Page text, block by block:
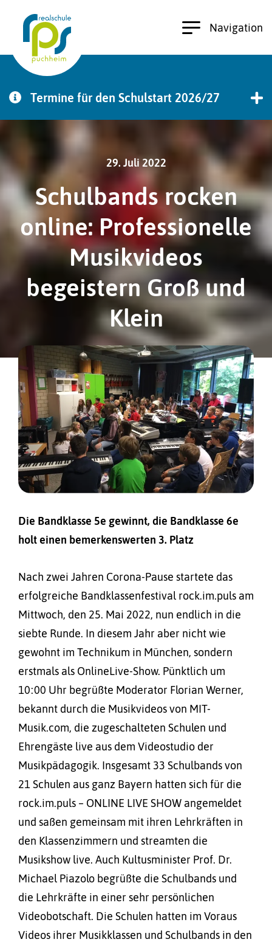
Navigation
Termine für den Schulstart 2026/27
zu den Terminen
29. Juli 2022
Schulbands rocken
online: Professionelle
Musikvideos
begeistern Groß und
Klein
Die Bandklasse 5e gewinnt, die Bandklasse 6e
holt einen bemerkenswerten 3. Platz
Nach zwei Jahren Corona-Pause startete das
erfolgreiche Bandklassenfestival rock.im.puls am
Mittwoch, den 25. Mai 2022, nun endlich in die
siebte Runde. In diesem Jahr aber nicht wie
gewohnt im Technikum in München, sondern
erstmals als OnlineLive-Show. Pünktlich um
10:00 Uhr begrüßte Moderator Florian Werner,
bekannt durch die Musikvideos von MIT-
Musik.com, die zugeschalteten Schulen und
Ehrengäste live aus dem Videostudio der
Musikpädagogik. Insgesamt 33 Schulbands von
21 Schulen aus ganz Bayern hatten sich für die
rock.im.puls – ONLINE LIVE SHOW angemeldet
und saßen gemeinsam mit ihren Lehrkräften in
den Klassenzimmern und streamten die
Musikshow live. Auch Kultusminister Prof. Dr.
Michael Piazolo begrüßte die Schulbands und
die Lehrkräfte in einer sehr persönlichen
Videobotschaft. Die Schulen hatten im Voraus
Videos ihrer Musikklassen und Schulbands in den